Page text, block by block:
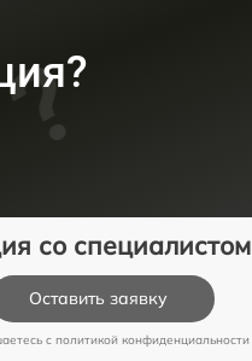
со специалистом
Оставить заявку
c политикой конфиденциальности